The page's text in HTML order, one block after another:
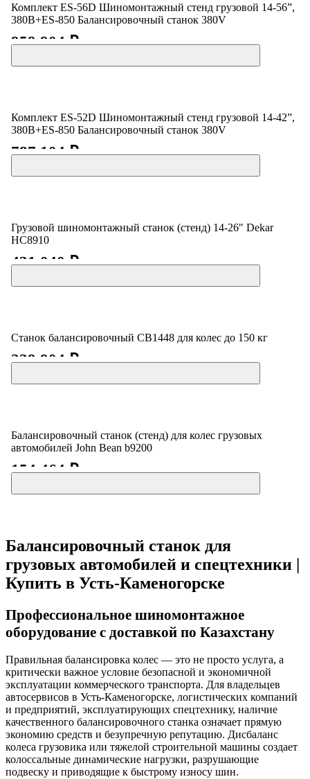
Комплект ES-56D Шиномонтажный стенд грузовой 14-56”,
380В+ES-850 Балансировочный станок 380V
959 904 ₽
Комплект ES-52D Шиномонтажный стенд грузовой 14-42”,
380В+ES-850 Балансировочный станок 380V
787 104 ₽
Грузовой шиномонтажный станок (стенд) 14-26" Dekar
HC8910
431 040 ₽
Станок балансировочный CB1448 для колес до 150 кг
239 904 ₽
Балансировочный станок (стенд) для колес грузовых
автомобилей Jоhn Bean b9200
154 464 ₽
Балансировочный станок для
грузовых автомобилей и спецтехники |
Купить в Усть-Каменогорске
Профессиональное шиномонтажное
оборудование с доставкой по Казахстану
Правильная балансировка колес — это не просто услуга, а
критически важное условие безопасной и экономичной
эксплуатации коммерческого транспорта. Для владельцев
автосервисов в Усть-Каменогорске, логистических компаний
и предприятий, эксплуатирующих спецтехнику, наличие
качественного балансировочного станка означает прямую
экономию средств и безупречную репутацию. Дисбаланс
колеса грузовика или тяжелой строительной машины создает
колоссальные динамические нагрузки, разрушающие
подвеску и приводящие к быстрому износу шин.